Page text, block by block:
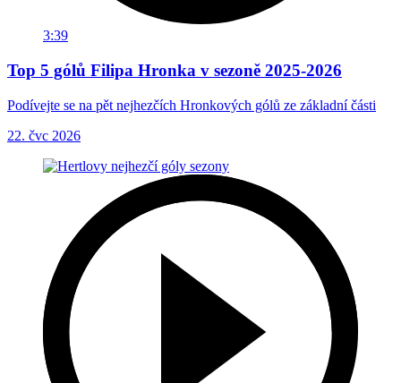
3:39
Top 5 gólů Filipa Hronka v sezoně 2025-2026
Podívejte se na pět nejhezčích Hronkových gólů ze základní části
22. čvc 2026